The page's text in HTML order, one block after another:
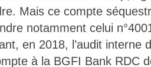
Mais ce compte
notamment celui
en 2018, l’audit interne
à la BGFI Bank RDC